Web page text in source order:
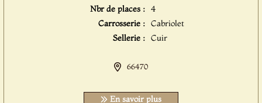
Nbr de places : 4
Carrosserie : Cabriolet
Sellerie : Cuir
66470
En savoir plus